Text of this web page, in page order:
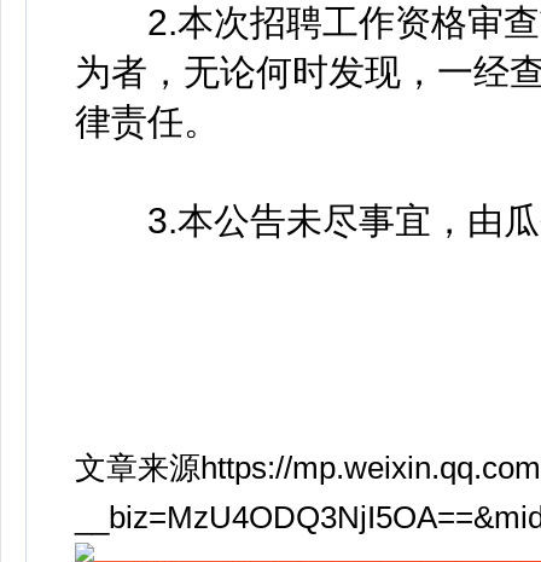
2.本次招聘工作资格审查
为者，无论何时发现，一经
律责任。
3.本公告未尽事宜，由瓜
文章来源https://